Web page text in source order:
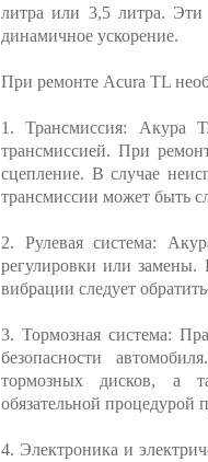
литра или 3,5 литра.
динамичное ускорение.
При ремонте Acura TL
1. Трансмиссия: Акура
трансмиссией. При
сцепление. В случае
трансмиссии может быть
2. Рулевая система:
регулировки или
вибрации следует
3. Тормозная система:
безопасности
тормозных дисков, а
обязательной процедурой
4. Электроника и